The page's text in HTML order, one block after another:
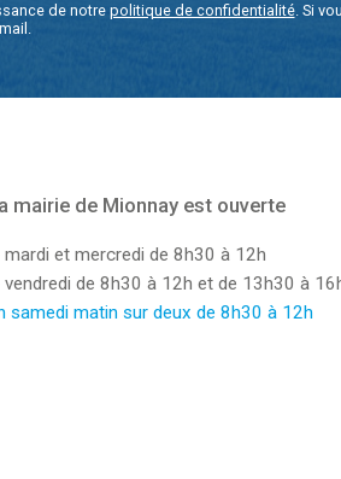
de notre politique de confidentialité. Si
mairie de Mionnay est ouverte
mardi et mercredi de 8h30 à 12h
vendredi de 8h30 à 12h et de 13h30 à
samedi matin sur deux de 8h30 à 12h